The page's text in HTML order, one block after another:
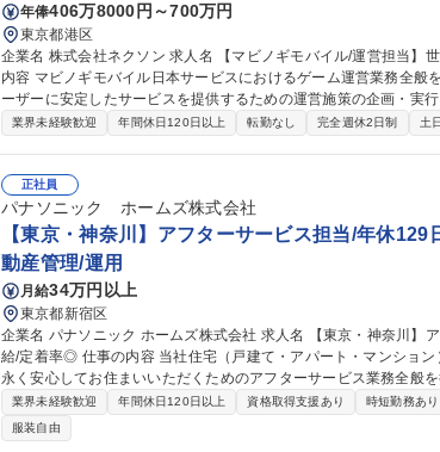
年俸406万8000円～700万円
東京都港区
企業名 株式会社ネクソン 求人名 【マビノギモバイル/運営担当】世界的ゲーム企業/東証プライム市場上場 仕事の
内容 マビノギモバイル日本サービスにおけるゲーム運営業務全般
ーザーに安定したサービスを提供するための運営施策の企画・実
営 など、Liveサービス運営に関わる幅広い業務をご担当いただきます。 また、ゲーム内イベントと連動したSNS
場
業界未経験歓迎 年間休日120日以上 転勤なし 完全週休2日制 土
正社員
パナソニック ホームズ株式会社
【東京・神奈川】アフターサービス担当/年休
動産管理/運用
月給34万円以上
東京都新宿区
企業名 パナソニック ホームズ株式会社 求人名 【東京・神奈川】アフターサービス担当/年休129日/安定した固定
給/定着率◎ 仕事の内容 当社住宅（戸建て・アパート・マンション）をご購入いただいたオーナー様を対象に、末
永く安心してお住まいいただくためのアフターサービス業務全般を担当していた
まいの資産価値」の維持・向上：専門知識を活かし、経年変化に
共有 ■自身の裁量で進めるアフターサービス：新築引き渡し後の
た日常の「お困りごと」に対応 ■最新AI「P-GAIROS」が技術判
業界未経験歓迎 年間休日120日以上 資格取得支援あり 時短勤務あり
服装自由